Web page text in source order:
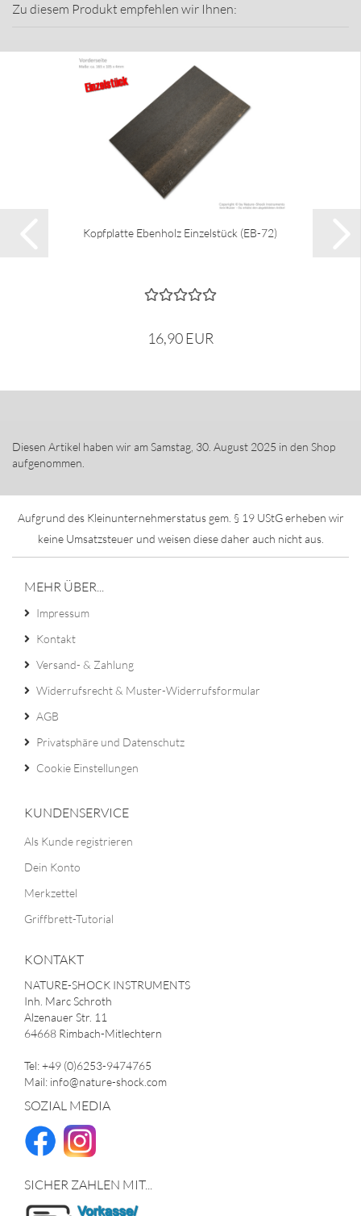
Zu diesem Produkt empfehlen wir Ihnen:
Kopfplatte Ebenholz Einzelstück (EB-72)
16,90 EUR
Diesen Artikel haben wir am Samstag, 30. August 2025 in den Shop
aufgenommen.
Aufgrund des Kleinunternehmerstatus gem. § 19 UStG erheben wir
keine Umsatzsteuer und weisen diese daher auch nicht aus.
MEHR ÜBER...
Impressum
Kontakt
Versand- & Zahlung
Widerrufsrecht & Muster-Widerrufsformular
AGB
Privatsphäre und Datenschutz
Cookie Einstellungen
KUNDENSERVICE
Als Kunde registrieren
Dein Konto
Merkzettel
Griffbrett-Tutorial
KONTAKT
NATURE-SHOCK INSTRUMENTS
Inh. Marc Schroth
Alzenauer Str. 11
64668 Rimbach-Mitlechtern
Tel: +49 (0)6253-9474765
Mail: info@nature-shock.com
SOZIAL MEDIA
SICHER ZAHLEN MIT...